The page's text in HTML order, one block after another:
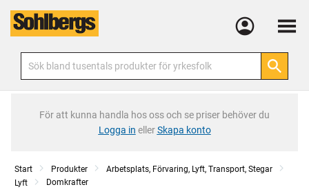
Meny
För att kunna handla hos oss och se priser behöver du
Logga in ellerSkapa konto
Start Produkter
Arbetsplats, Förvaring, Lyft, Transport, Stegar
Lyft
Domkrafter